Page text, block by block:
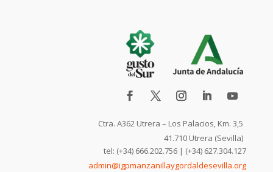
Ctra. A362 Utrera – Los Palacios, Km. 3,5
41.710 Utrera (Sevilla)
tel: (+34) 666.202.756 | (+34) 627.304.127
admin@igpmanzanillaygordaldesevilla.org